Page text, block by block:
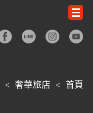
< 奢華旅店 < 首頁